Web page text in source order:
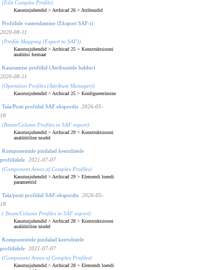
(Edit Complex Profile)
Kasutusjuhendid > Archicad 26 > Atribuudid
Profiilide vastendamine (Eksport SAF-i)
2020-08-11
(Profile Mapping (Export to SAF))
Kasutusjuhendid > Archicad 25 > Konstruktsiooni
analüüsi formaat
Kasutamise profiilid (Atribuutide haldur)
2020-08-11
(Operation Profiles (Attribute Manager))
Kasutusjuhendid > Archicad 25 > Konfigureerimine
Tala/Posti profiilid SAF ekspordis
2026-05-
18
(Beam/Column Profiles in SAF export)
Kasutusjuhendid > Archicad 29 > Konstruktsiooni
analüütiline mudel
Komponentide pindalad keerulistele
profiilidele
2021-07-07
(Component Areas of Complex Profiles)
Kasutusjuhendid > Archicad 29 > Elemendi loendi
parameetrid
Tala/posti profiilid SAF-ekspordis
2026-05-
18
( Beam/Column Profiles in SAF export)
Kasutusjuhendid > Archicad 28 > Konstruktsiooni
analüütiline mudel
Komponentide pindalad keerulistele
profiilidele
2021-07-07
(Component Areas of Complex Profiles)
Kasutusjuhendid > Archicad 28 > Elemendi loendi